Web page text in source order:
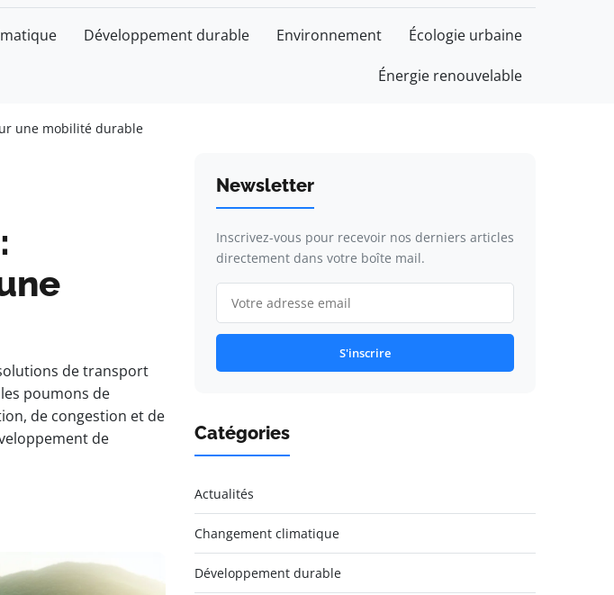
Développement durable Environnement Écologie urbaine
Énergie renouvelable
une mobilité durable
de transport
poumons de
de congestion et de
de
Newsletter
Inscrivez-vous pour recevoir nos derniers articles
directement dans votre boîte mail.
S'inscrire
Catégories
Actualités
Changement climatique
Développement durable